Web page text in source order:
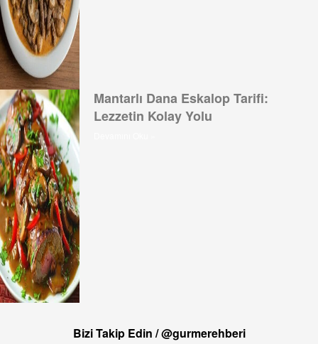
Mantarlı Dana Eskalop Tarifi:
Lezzetin Kolay Yolu
Bizi Takip Edin / @gurmerehberi